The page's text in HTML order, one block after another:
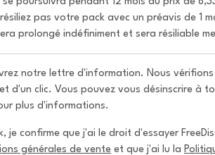
pas votre pack avec un préavis de 1
prolongé indéfiniment et sera résiliable
notre lettre d'information. Nous vérifions
d'un clic. Vous pouvez vous désinscrire à
plus d'informations.
je confirme que j'ai le droit d'essayer
générales de vente et que j'ai lu la